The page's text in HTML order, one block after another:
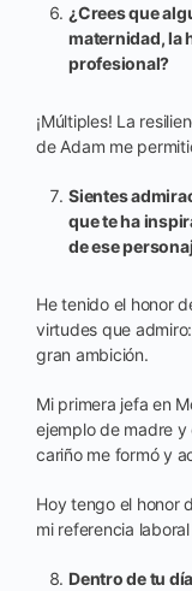
¿Crees que
maternidad, la
profesional?
¡Múltiples! La
de Adam me
Sientes
que te ha
de ese
He tenido el honor
virtudes que
gran ambición.
Mi primera jefa en
ejemplo de madre
cariño me formó y
Hoy tengo el honor
mi referencia
Dentro de tu